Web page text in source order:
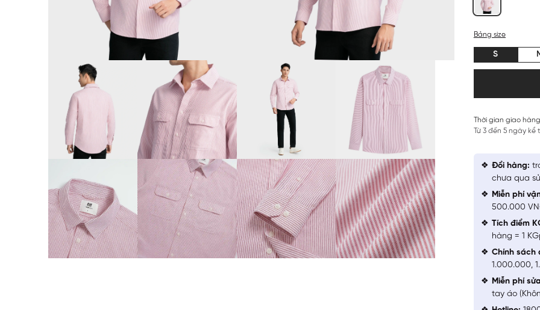
Bảng size
S
Thời gian giao
Từ 3 đến 5 ngày
Đổi hàng:
chưa qua
Miễn phí
500.000
Tích điểm
hàng = 1
Chính sách
1.000.000,
Miễn phí
tay áo